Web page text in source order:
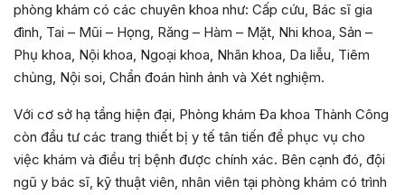
phòng khám có các chuyên khoa như: Cấp cứu, Bác sĩ gia
đình, Tai – Mũi – Họng, Răng – Hàm – Mặt, Nhi khoa, Sản –
Phụ khoa, Nội khoa, Ngoại khoa, Nhãn khoa, Da liễu, Tiêm
chủng, Nội soi, Chẩn đoán hình ảnh và Xét nghiệm.
Với cơ sở hạ tầng hiện đại, Phòng khám Đa khoa Thành Công
còn đầu tư các trang thiết bị y tế tân tiến để phục vụ cho
việc khám và điều trị bệnh được chính xác. Bên cạnh đó, đội
ngũ y bác sĩ, kỹ thuật viên, nhân viên tại phòng khám có trình